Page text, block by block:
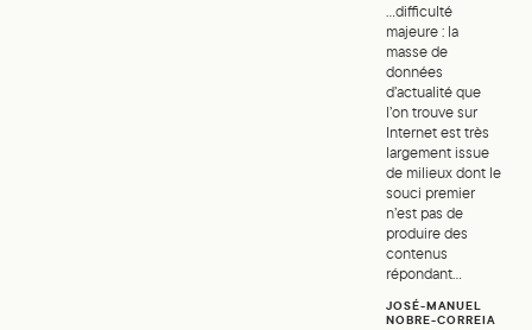
...difficulté
majeure : la
masse de
données
d’actualité que
l’on trouve sur
Internet est très
largement issue
de milieux dont le
souci premier
n’est pas de
produire des
contenus
répondant...
JOSÉ-MANUEL
NOBRE-CORREIA